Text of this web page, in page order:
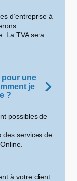
d’entreprise à
La TVA sera
pour une
je
?
possibles de
des services de
à votre client.